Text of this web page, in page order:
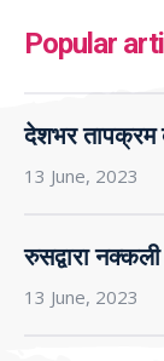
Popular
देशभर तापक्रम
13 June, 2023
रुसद्वारा
13 June, 2023